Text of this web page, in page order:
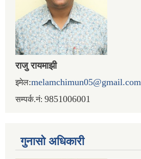
राजु रायमाझी
इमेल:melamchimun05@gmail.com
सम्पर्क.नं: 9851006001
गुनासो अधिकारी